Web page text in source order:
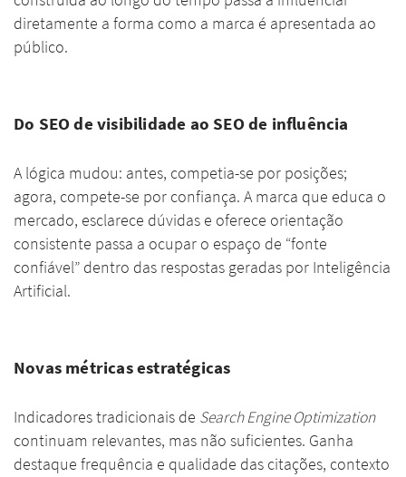
diretamente a forma como a marca é apresentada ao
público.
Do SEO de visibilidade ao SEO de influência
A lógica mudou: antes, competia-se por posições;
agora, compete-se por confiança. A marca que educa o
mercado, esclarece dúvidas e oferece orientação
consistente passa a ocupar o espaço de “fonte
confiável” dentro das respostas geradas por Inteligência
Artificial.
Novas métricas estratégicas
Indicadores tradicionais de Search Engine Optimization
continuam relevantes, mas não suficientes. Ganha
destaque frequência e qualidade das citações, contexto